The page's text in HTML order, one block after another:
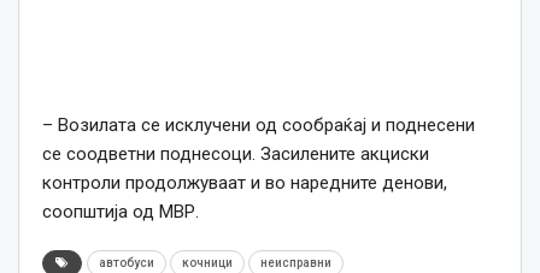
– Возилата се исклучени од сообраќај и поднесени
се соодветни поднесоци. Засилените акциски
контроли продолжуваат и во наредните денови,
соопштија од МВР.
автобуси кочници неисправни